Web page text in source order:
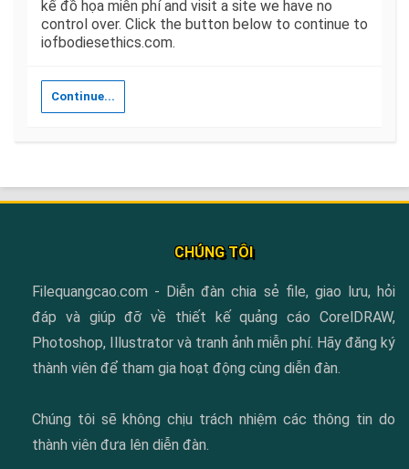
kế đồ họa miễn phí and visit a site we have no
control over. Click the button below to continue to
iofbodiesethics.com.
Continue...
CHÚNG TÔI
Filequangcao.com - Diễn đàn chia sẻ file, giao lưu, hỏi
đáp và giúp đỡ về thiết kế quảng cáo CorelDRAW,
Photoshop, Illustrator và tranh ảnh miễn phí. Hãy đăng ký
thành viên để tham gia hoạt động cùng diễn đàn.
Chúng tôi sẽ không chịu trách nhiệm các thông tin do
thành viên đưa lên diễn đàn.